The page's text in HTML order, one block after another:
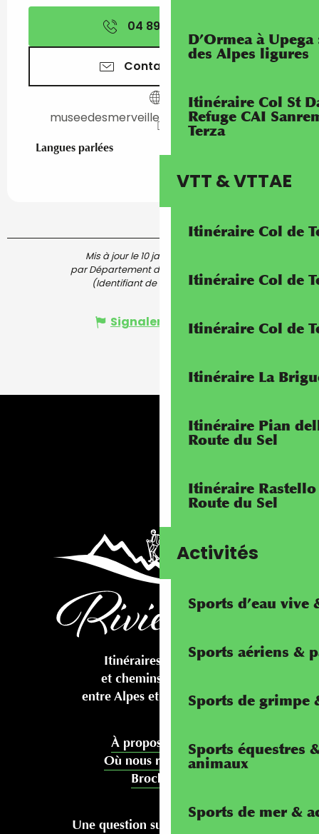
D’Ormea à
des Alpes ligures
Itinéraire Col St
Refuge CAI
Terza
VTT & VTTAE
Itinéraire Col de
Itinéraire Col de
Itinéraire Col de
Itinéraire La
Itinéraire Pian
Route du Sel
Itinéraire
Route du Sel
Activités
Sports d’eau vive
Sports aériens &
Sports de grimpe
Sports équestres
animaux
Sports de mer &
04 89 04 57
Contactez-nous
museedesmerveilles.departement06.fr
Langues parlées
Langues parlées
Mis à jour le 10 janvier 2026 à 11:29
par Département des Alpes-Maritimes
(Identifiant de l'offre :7631103)
Signaler une erreur
Itinéraires cyclables
et chemins pédestres
entre Alpes et Méditerranée
À propos de nous
Où nous rencontrer
Brochures
Une question sur votre séjour ?